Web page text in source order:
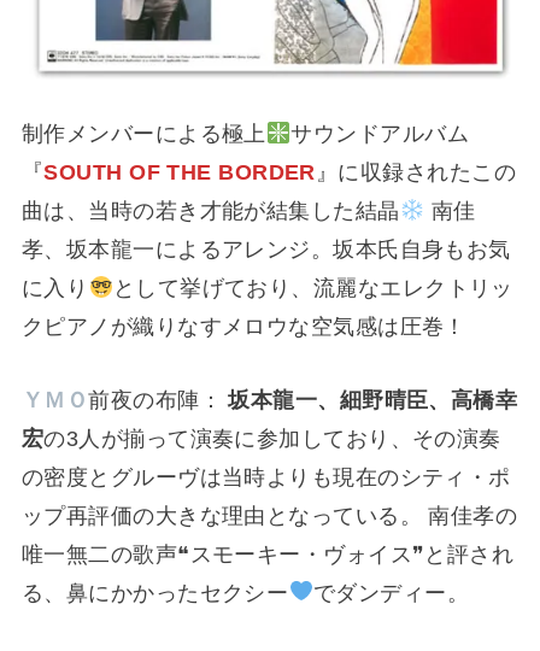
制作メンバーによる極上
サウンドアルバム
『SOUTH OF THE BORDER 』に収録されたこの
曲は、当時の若き才能が結集した結晶
南佳
孝、坂本龍一によるアレンジ。坂本氏自身もお気
に入り
として挙げており、流麗なエレクトリッ
クピアノが織りなすメロウな空気感は圧巻！
ＹＭＯ前夜の布陣：坂本龍一、細野晴臣、高橋幸
宏の3人が揃って演奏に参加しており、その演奏
の密度とグルーヴは当時よりも現在のシティ・ポ
ップ再評価の大きな理由となっている。 南佳孝の
唯一無二の歌声❝スモーキー・ヴォイス❞と評され
る、鼻にかかったセクシー
でダンディー。